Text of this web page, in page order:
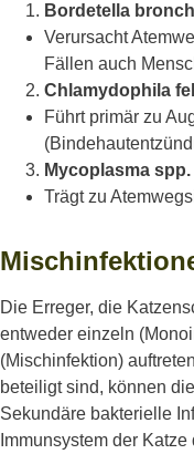
Bordetella
Verursacht
Fällen auch
Chlamydophila
Führt primär zu
Mycoplasma spp.
Trägt zu
Die Erreger, die
entweder einzeln
(Mischinfektion)
beteiligt sind, können
Sekundäre bakterielle
Immunsystem der